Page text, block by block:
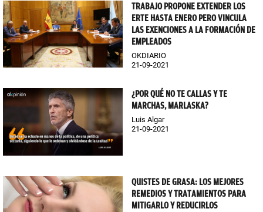
TRABAJO PROPONE EXTENDER LOS
ERTE HASTA ENERO PERO VINCULA
LAS EXENCIONES A LA FORMACIÓN DE
EMPLEADOS
OKDIARIO
21-09-2021
¿POR QUÉ NO TE CALLAS Y TE
MARCHAS, MARLASKA?
Luis Algar
21-09-2021
QUISTES DE GRASA: LOS MEJORES
REMEDIOS Y TRATAMIENTOS PARA
MITIGARLO Y REDUCIRLOS